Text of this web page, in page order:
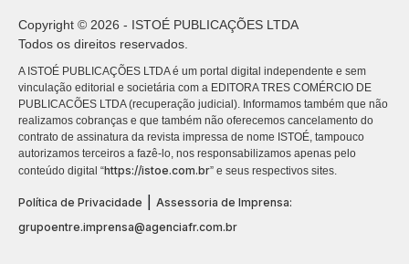
Copyright © 2026 - ISTOÉ PUBLICAÇÕES LTDA
Todos os direitos reservados.
A ISTOÉ PUBLICAÇÕES LTDA é um portal digital independente e sem
vinculação editorial e societária com a EDITORA TRES COMÉRCIO DE
PUBLICACÕES LTDA (recuperação judicial). Informamos também que não
realizamos cobranças e que também não oferecemos cancelamento do
contrato de assinatura da revista impressa de nome ISTOÉ, tampouco
autorizamos terceiros a fazê-lo, nos responsabilizamos apenas pelo
conteúdo digital “https://istoe.com.br” e seus respectivos sites.
Política de Privacidade
Assessoria de Imprensa:
grupoentre.imprensa@agenciafr.com.br